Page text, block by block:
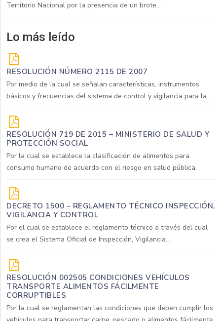
Territorio Nacional por la presencia de un brote...
Lo más leído
RESOLUCIÓN NÚMERO 2115 DE 2007
Por medio de la cual se señalan características, instrumentos
básicos y frecuencias del sistema de control y vigilancia para la...
RESOLUCIÓN 719 DE 2015 – MINISTERIO DE SALUD Y
PROTECCIÓN SOCIAL
Por la cual se establece la clasificación de alimentos para
consumo humano de acuerdo con el riesgo en salud pública.
DECRETO 1500 – REGLAMENTO TÉCNICO INSPECCIÓN,
VIGILANCIA Y CONTROL
Por el cual se establece el reglamento técnico a través del cual
se crea el Sistema Oficial de Inspección, Vigilancia...
RESOLUCIÓN 002505 CONDICIONES VEHÍCULOS
TRANSPORTE ALIMENTOS FÁCILMENTE
CORRUPTIBLES
Por la cual se reglamentan las condiciones que deben cumplir los